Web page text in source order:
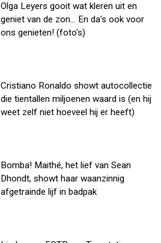
Olga Leyers gooit wat kleren uit en
geniet van de zon... En da's ook voor
ons genieten! (foto's)
Cristiano Ronaldo showt autocollectie
die tientallen miljoenen waard is (en hij
weet zelf niet hoeveel hij er heeft)
Bomba! Maithé, het lief van Sean
Dhondt, showt haar waanzinnig
afgetrainde lijf in badpak